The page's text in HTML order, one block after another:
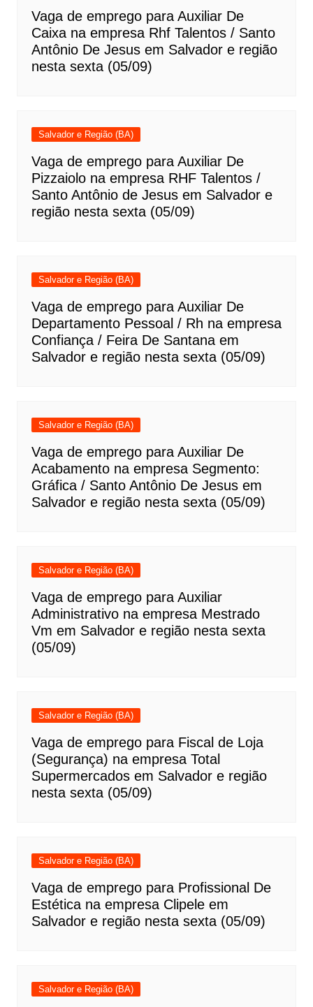
Vaga de emprego para Auxiliar De
Caixa na empresa Rhf Talentos / Santo
Antônio De Jesus em Salvador e região
nesta sexta (05/09)
Salvador e Região (BA)
Vaga de emprego para Auxiliar De
Pizzaiolo na empresa RHF Talentos /
Santo Antônio de Jesus em Salvador e
região nesta sexta (05/09)
Salvador e Região (BA)
Vaga de emprego para Auxiliar De
Departamento Pessoal / Rh na empresa
Confiança / Feira De Santana em
Salvador e região nesta sexta (05/09)
Salvador e Região (BA)
Vaga de emprego para Auxiliar De
Acabamento na empresa Segmento:
Gráfica / Santo Antônio De Jesus em
Salvador e região nesta sexta (05/09)
Salvador e Região (BA)
Vaga de emprego para Auxiliar
Administrativo na empresa Mestrado
Vm em Salvador e região nesta sexta
(05/09)
Salvador e Região (BA)
Vaga de emprego para Fiscal de Loja
(Segurança) na empresa Total
Supermercados em Salvador e região
nesta sexta (05/09)
Salvador e Região (BA)
Vaga de emprego para Profissional De
Estética na empresa Clipele em
Salvador e região nesta sexta (05/09)
Salvador e Região (BA)